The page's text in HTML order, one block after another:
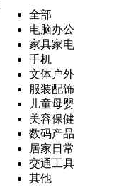
全部
电脑办公
家具家电
手机
文体户外
服装配饰
儿童母婴
美容保健
数码产品
居家日常
交通工具
其他